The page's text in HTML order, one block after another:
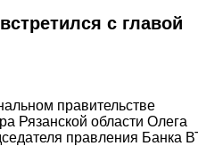
с главой
правительстве
Рязанской области Олега
правления Банка